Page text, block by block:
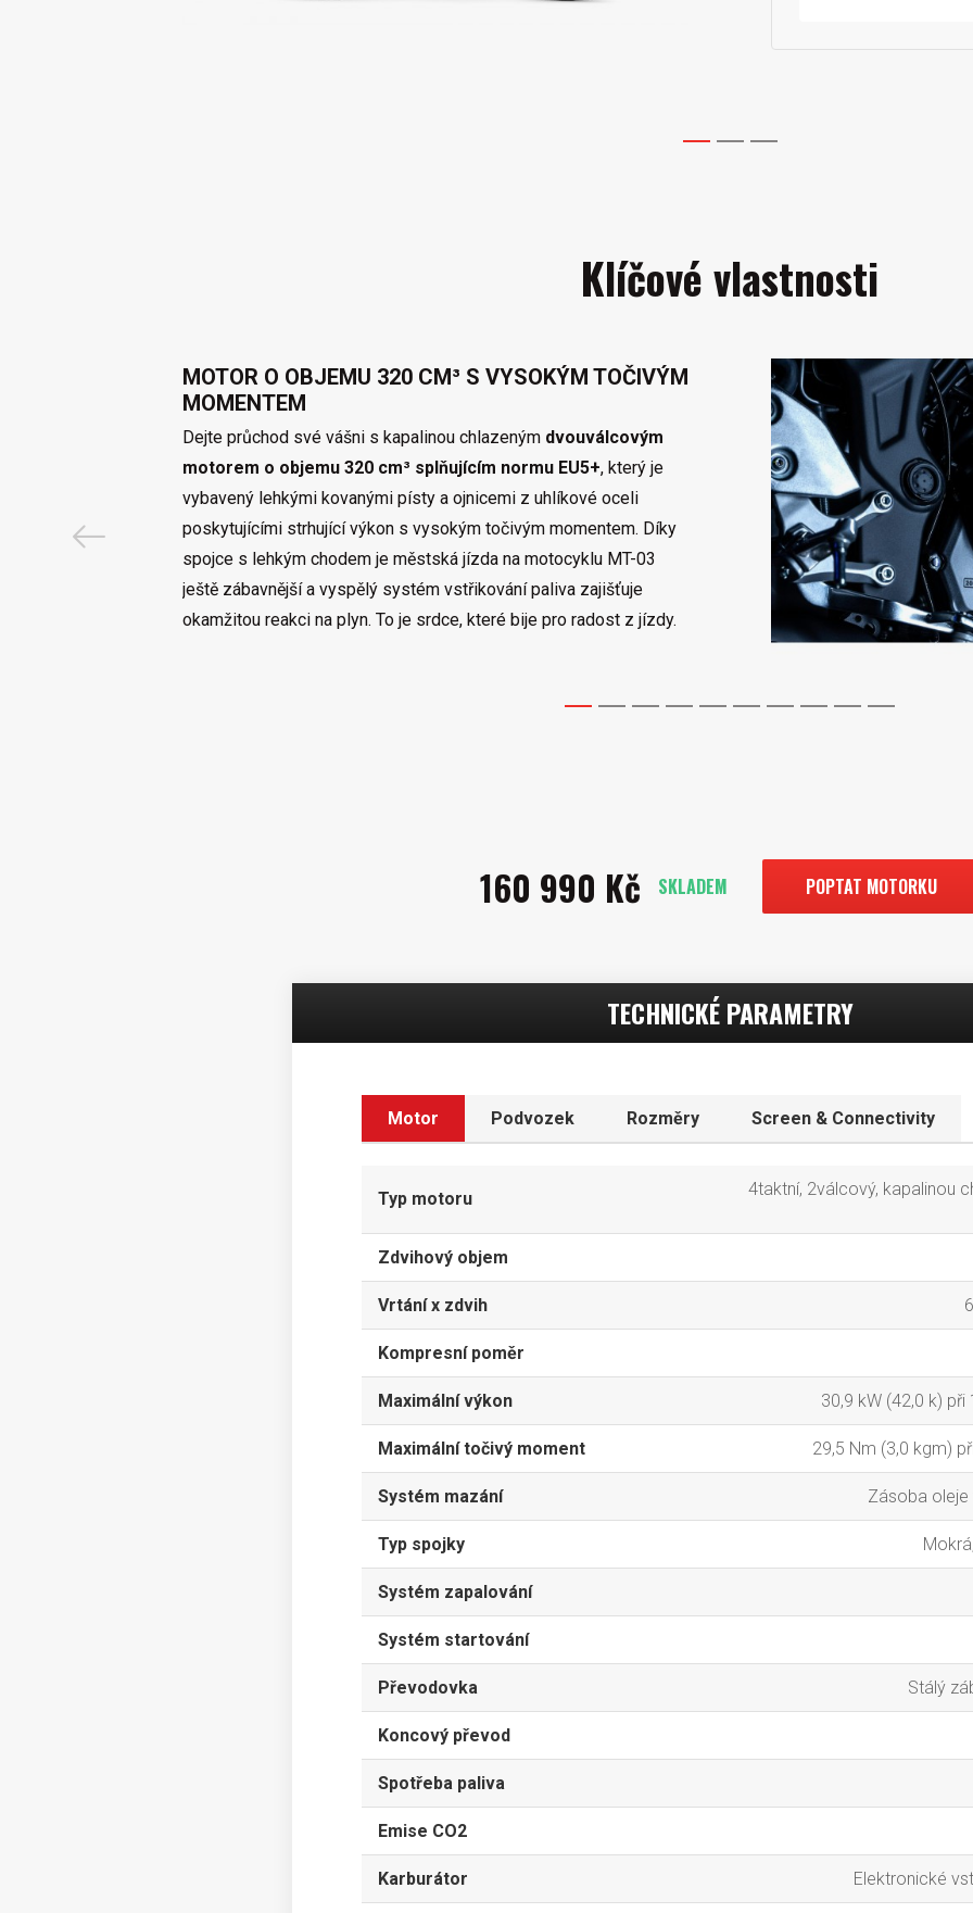
Klíčové vlastnosti
MOTOR O OBJEMU 320 CM³ S VYSOKÝM TOČIVÝM
MOMENTEM
Dejte průchod své vášni s kapalinou chlazeným dvouválcovým
motorem o objemu 320 cm³ splňujícím normu EU5+, který je
vybavený lehkými kovanými písty a ojnicemi z uhlíkové oceli
poskytujícími strhující výkon s vysokým točivým momentem. Díky
spojce s lehkým chodem je městská jízda na motocyklu MT-03
ještě zábavnější a vyspělý systém vstřikování paliva zajišťuje
okamžitou reakci na plyn. To je srdce, které bije pro radost z jízdy.
160 990 Kč SKLADEM POPTAT MOTORKU
TECHNICKÉ PARAMETRY
Motor Podvozek Rozměry Screen & Connectivity
Typ motoru
4taktní, 2válcový, kapalinou
Zdvihový objem
Vrtání x zdvih
Kompresní poměr
Maximální výkon 30,9 kW (42,0 k)
Maximální točivý moment 29,5 Nm (3,0 kgm)
Systém mazání Zásoba oleje
Typ spojky
Systém zapalování
Systém startování
Převodovka Stálý
Koncový převod
Spotřeba paliva
Emise CO2
Karburátor Elektronické